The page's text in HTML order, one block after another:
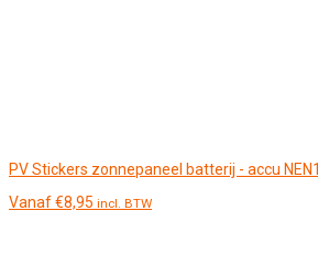
PV Stickers zonnepaneel batterij - accu
Vanaf€8,95 incl. BTW